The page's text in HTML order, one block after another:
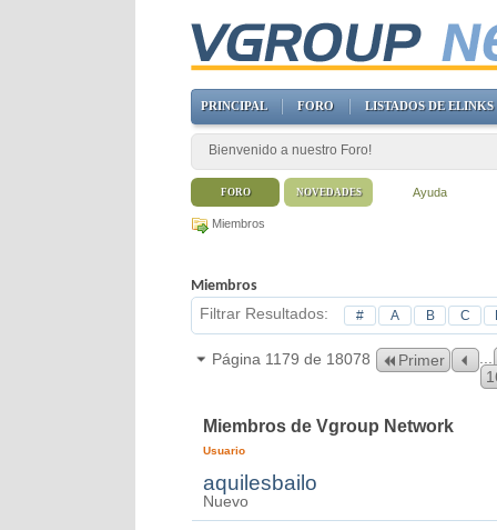
Miembros
Miembros
Filtrar Resultados # A B C
Página 1179 de 18078 Primer
Miembros de Vgroup Network
Usuario
aquilesbailo
Nuevo
PRINCIPAL FORO LISTADOS DE ELINKS
Bienvenido a nuestro Foro!
FORO Ayuda
NOVEDADES